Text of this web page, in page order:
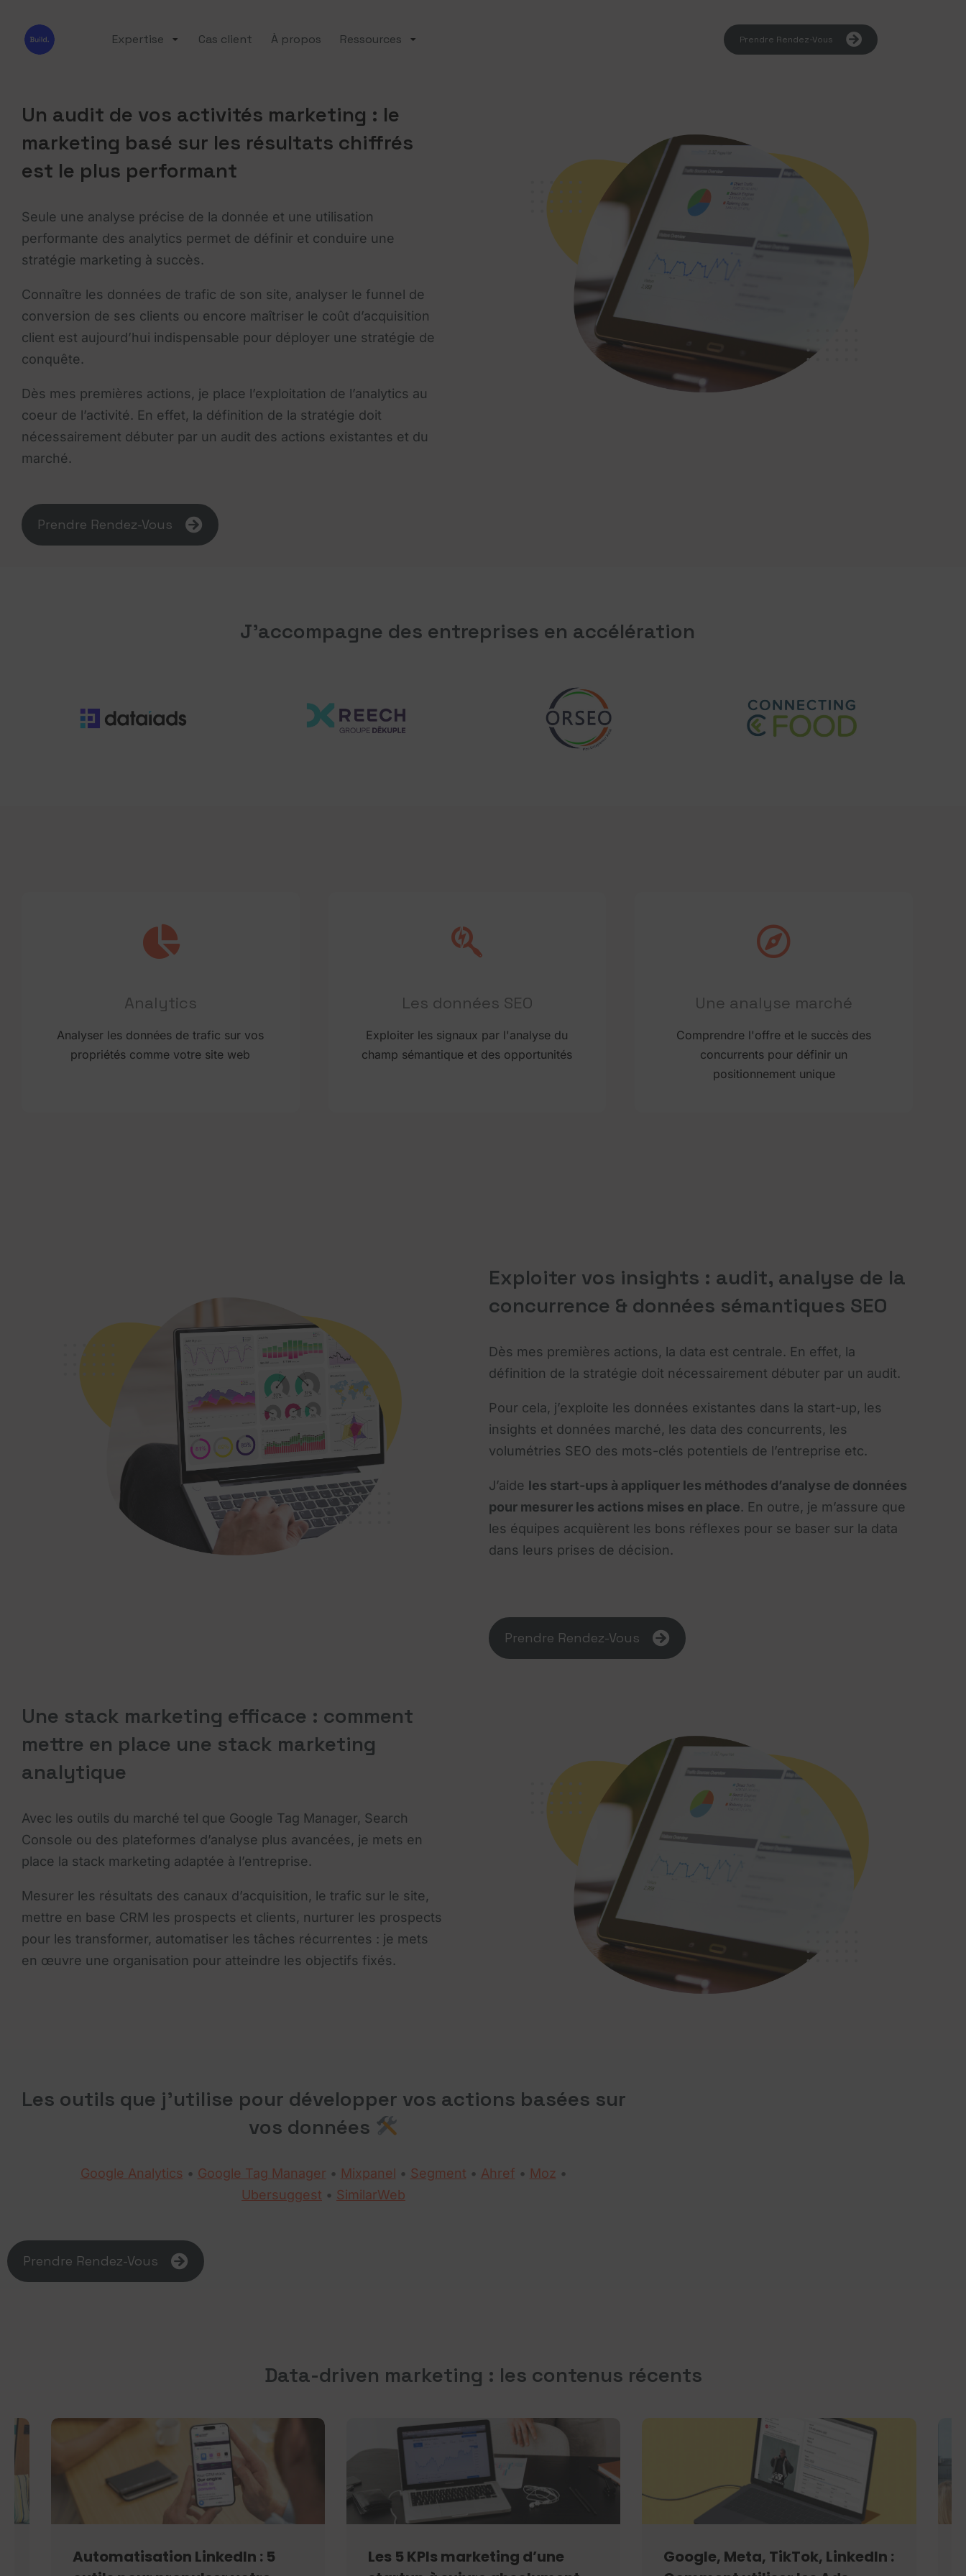
Expertise Cas client À propos Ressources Prendre Rendez-Vous
Un audit de vos activités marketing : le
marketing basé sur les résultats chiffrés
est le plus performant
Seule une analyse précise de la donnée et une utilisation
performante des analytics permet de définir et conduire une
stratégie marketing à succès.
Connaître les données de trafic de son site, analyser le funnel de
conversion de ses clients ou encore maîtriser le coût d’acquisition
client est aujourd’hui indispensable pour déployer une stratégie de
conquête.
Dès mes premières actions, je place l’exploitation de l’analytics au
coeur de l’activité. En effet, la définition de la stratégie doit
nécessairement débuter par un audit des actions existantes et du
marché.
Prendre Rendez-Vous
J'accompagne des entreprises en accélération
Analytics
Analyser les données de trafic sur vos
propriétés comme votre site web
Les données SEO
Exploiter les signaux par l'analyse du
champ sémantique et des opportunités
Une analyse marché
Comprendre l'offre et le succès des
concurrents pour définir un
positionnement unique
Exploiter vos insights : audit, analyse de la
concurrence & données sémantiques SEO
Dès mes premières actions, la data est centrale. En effet, la
définition de la stratégie doit nécessairement débuter par un audit.
Pour cela, j’exploite les données existantes dans la start-up, les
insights et données marché, les data des concurrents, les
volumétries SEO des mots-clés potentiels de l’entreprise etc.
J’aide les start-ups à appliquer les méthodes d’analyse de données
pour mesurer les actions mises en place. En outre, je m’assure que
les équipes acquièrent les bons réflexes pour se baser sur la data
dans leurs prises de décision.
Prendre Rendez-Vous
Une stack marketing efficace : comment
mettre en place une stack marketing
analytique
Avec les outils du marché tel que Google Tag Manager, Search
Console ou des plateformes d’analyse plus avancées, je mets en
place la stack marketing adaptée à l’entreprise.
Mesurer les résultats des canaux d’acquisition, le trafic sur le site,
mettre en base CRM les prospects et clients, nurturer les prospects
pour les transformer, automatiser les tâches récurrentes : je mets
en œuvre une organisation pour atteindre les objectifs fixés.
Les outils que j'utilise pour développer vos actions basées sur
vos données
Google Analytics • Google Tag Manager • Mixpanel • Segment • Ahref • Moz •
Ubersuggest • SimilarWeb
Prendre Rendez-Vous
Data-driven marketing : les contenus récents
Automatisation LinkedIn : 5
Les 5 KPIs marketing d’une
Google, Meta, TikTok, LinkedIn :